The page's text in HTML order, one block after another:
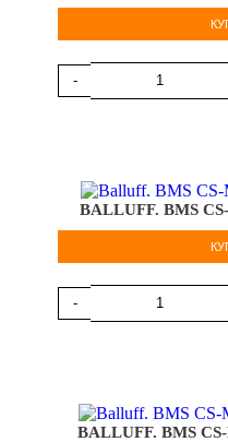
-
BALLUFF. BMS
-
BALLUFF. BMS